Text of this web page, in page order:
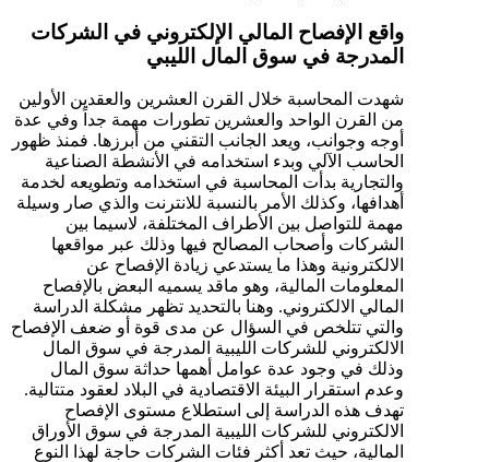
واقع الإفصاح المالي الإلكتروني في الشركات
المدرجة في سوق المال الليبي
شهدت المحاسبة خلال القرن العشرين والعقدين الأولين
من القرن الواحد والعشرين تطورات مهمة جداً وفي عدة
أوجه وجوانب، ويعد الجانب التقني من أبرزها. فمنذ ظهور
الحاسب الآلي وبدء استخدامه في الأنشطة الصناعية
والتجارية بدأت المحاسبة في استخدامه وتطويعه لخدمة
أهدافها، وكذلك الأمر بالنسبة للانترنت والذي صار وسيلة
مهمة للتواصل بين الأطراف المختلفة، لاسيما بين
الشركات وأصحاب المصالح فيها وذلك عبر مواقعها
الالكترونية وهذا ما يستدعي زيادة الإفصاح عن
المعلومات المالية، وهو ماقد يسميه البعض بالإفصاح
المالي الالكتروني. وهنا بالتحديد تظهر مشكلة الدراسة
والتي تتلخص في السؤال عن مدى قوة أو ضعف الإفصاح
الالكتروني للشركات الليبية المدرجة في سوق المال
وذلك في وجود عدة عوامل أهمها حداثة سوق المال
وعدم استقرار البيئة الاقتصادية في البلاد لعقود متتالية.
تهدف هذه الدراسة إلى استطلاع مستوى الإفصاح
الالكتروني للشركات الليبية المدرجة في سوق الأوراق
المالية، حيث تعد أكثر فئات الشركات حاجة لهذا النوع